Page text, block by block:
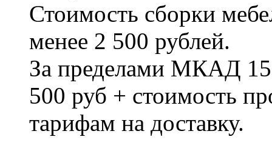
Стоимость сборки
менее 2 500 рублей.
За пределами МКАД
500 руб + стоимость
тарифам на доставку.